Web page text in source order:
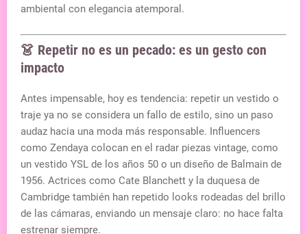
ambiental con elegancia atemporal.
👗 Repetir no es un pecado: es un gesto con
impacto
Antes impensable, hoy es tendencia: repetir un vestido o
traje ya no se considera un fallo de estilo, sino un paso
audaz hacia una moda más responsable. Influencers
como Zendaya colocan en el radar piezas vintage, como
un vestido YSL de los años 50 o un diseño de Balmain de
1956. Actrices como Cate Blanchett y la duquesa de
Cambridge también han repetido looks rodeadas del brillo
de las cámaras, enviando un mensaje claro: no hace falta
estrenar siempre.